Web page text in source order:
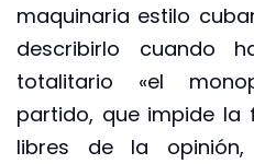
maquinaria estilo
describirlo cuando
totalitario «el
partido, que impide la
libres de la